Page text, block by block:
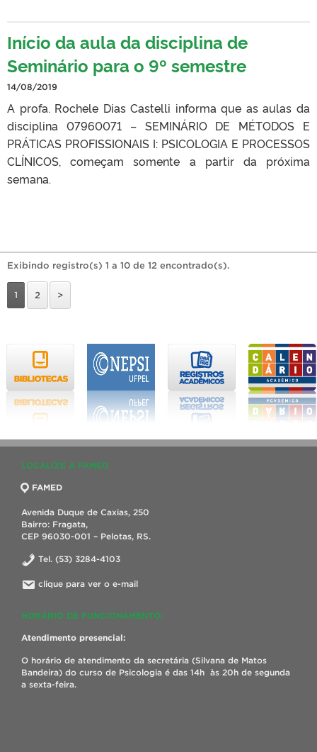
Início da aula da disciplina de
Seminário para o 9º semestre
14/08/2019
A profa. Rochele Dias Castelli informa que as aulas da
disciplina 07960071 – SEMINÁRIO DE MÉTODOS E
PRÁTICAS PROFISSIONAIS I: PSICOLOGIA E PROCESSOS
CLÍNICOS, começam somente a partir da próxima
semana.
Exibindo registro(s) 1 a 10 de 12 encontrado(s).
1 2 >
LOCALIZE A FAMED
FAMED
Avenida Duque de Caxias, 250
Bairro: Fragata,
CEP 96030-001 – Pelotas, RS.
Tel. (53) 3284-4103
clique para ver o e-mail
HORÁRIO DE FUNCIONAMENTO:
Atendimento presencial:
O horário de atendimento da secretária (Silvana de Matos
Bandeira) do curso de Psicologia é das 14h às 20h de segunda
a sexta-feira.